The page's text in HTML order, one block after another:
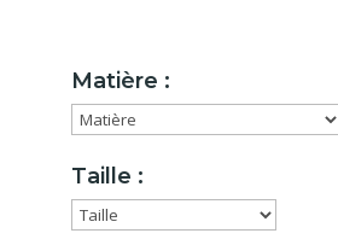
Matière :
Taille :
Taille